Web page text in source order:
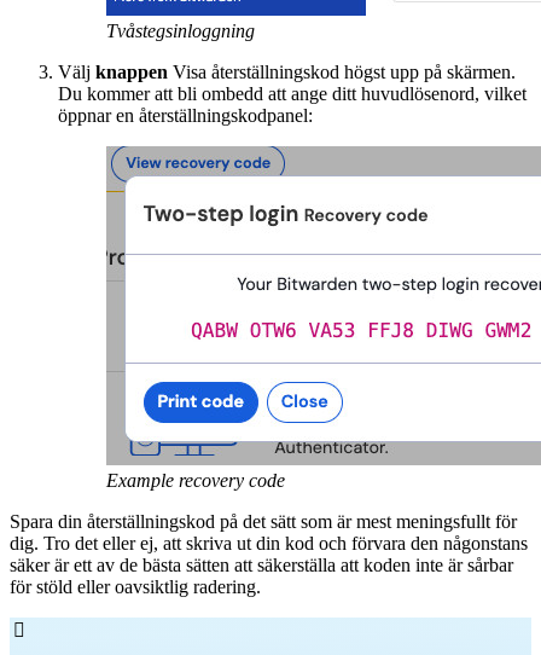
Tvåstegsinloggning
Välj knappen Visa återställningskod högst upp på skärmen.
Du kommer att bli ombedd att ange ditt huvudlösenord, vilket
öppnar en återställningskodpanel:
Example recovery code
Spara din återställningskod på det sätt som är mest meningsfullt för
dig. Tro det eller ej, att skriva ut din kod och förvara den någonstans
säker är ett av de bästa sätten att säkerställa att koden inte är sårbar
för stöld eller oavsiktlig radering.
